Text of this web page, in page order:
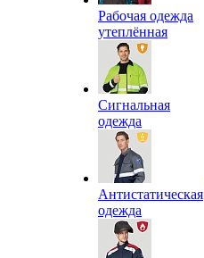
Рабочая одежда
утеплённая
Сигнальная
одежда
Антистатическая
одежда